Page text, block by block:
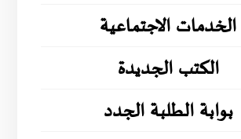
الخدمات الاجتماعية
الكتب الجديدة
بوابة الطلبة الجدد